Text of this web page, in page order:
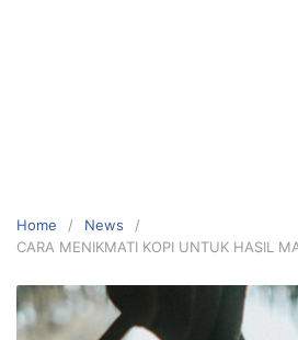
Home
News
CARA MENIKMATI KOPI UNTUK HASIL